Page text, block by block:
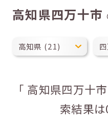
高知県四万十市
「 高知県四万十
索結果は